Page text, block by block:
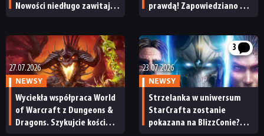
Nowości niedługo zawitają
prawdą! Zapowiedziano też
27.07.2026
NEWSY
Wyciekła współpraca World
of Warcraft z Dungeons &
Dragons. Szykujcie kości
3
23.07.2026
NEWSY
Strzelanka w uniwersum
StarCrafta zostanie
pokazana na BlizzConie?